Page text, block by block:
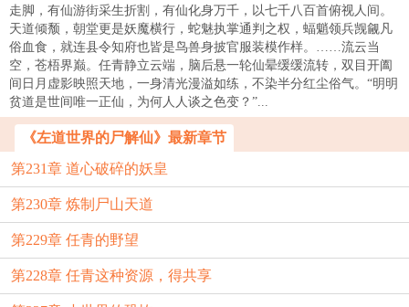
走脚，有仙游街采生折割，有仙化身万千，以七千八百首俯视人间。
天道倾颓，朝堂更是妖魔横行，蛇魅执掌通判之权，蝠魈领兵觊觎凡
俗血食，就连县令知府也皆是鸟兽身披官服装模作样。……流云当
空，苍梧界巅。任青静立云端，脑后悬一轮仙晕缓缓流转，双目开阖
间日月虚影映照天地，一身清光漫溢如练，不染半分红尘俗气。“明明
贫道是世间唯一正仙，为何人人谈之色变？”...
《左道世界的尸解仙》最新章节
第231章 道心破碎的妖皇
第230章 炼制尸山天道
第229章 任青的野望
第228章 任青这种资源，得共享